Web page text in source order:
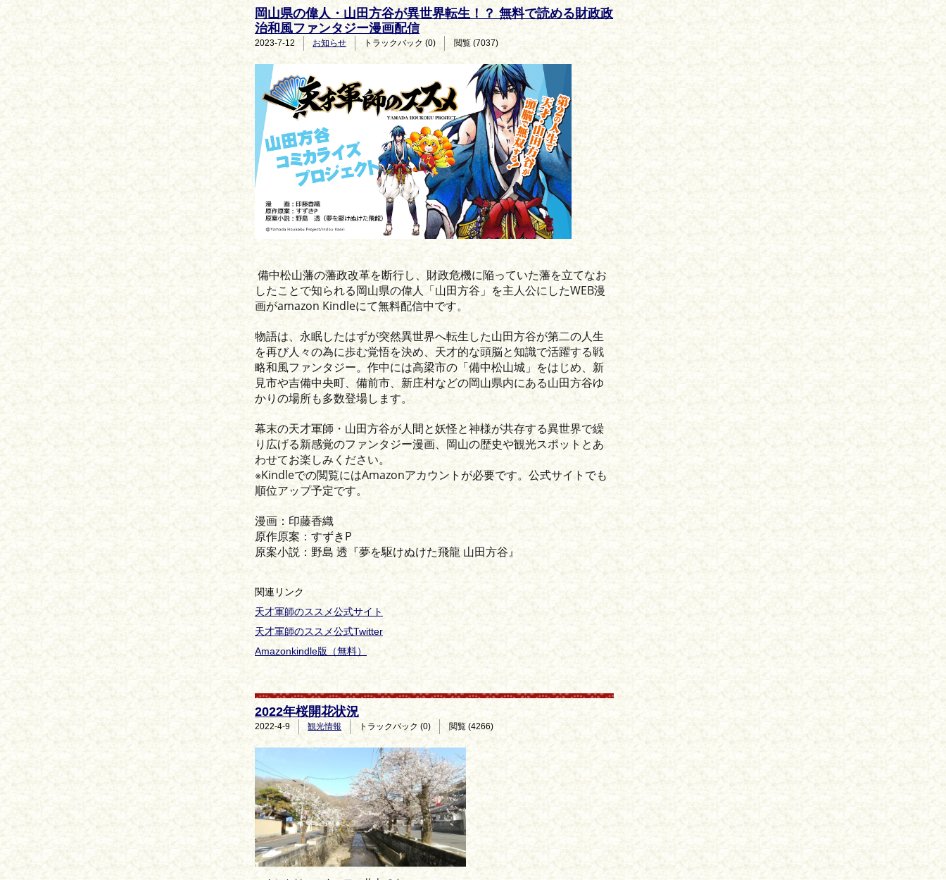
岡山県の偉人・山田方谷が異世界転生！？ 無料で読める財政政
治和風ファンタジー漫画配信
2023-7-12 お知らせ トラックバック (0) 閲覧 (7037)
備中松山藩の藩政改革を断行し、財政危機に陥っていた藩を立てなお
したことで知られる岡山県の偉人「山田方谷」を主人公にしたWEB漫
画がamazon Kindleにて無料配信中です。
物語は、永眠したはずが突然異世界へ転生した山田方谷が第二の人生
を再び人々の為に歩む覚悟を決め、天才的な頭脳と知識で活躍する戦
略和風ファンタジー。作中には高梁市の「備中松山城」をはじめ、新
見市や吉備中央町、備前市、新庄村などの岡山県内にある山田方谷ゆ
かりの場所も多数登場します。
幕末の天才軍師・山田方谷が人間と妖怪と神様が共存する異世界で繰
り広げる新感覚のファンタジー漫画、岡山の歴史や観光スポットとあ
わせてお楽しみください。
※Kindleでの閲覧にはAmazonアカウントが必要です。公式サイトでも
順位アップ予定です。
漫画：印藤香織
原作原案：すずきP
原案小説：野島 透『夢を駆けぬけた飛龍 山田方谷』
関連リンク
天才軍師のススメ公式サイト
天才軍師のススメ公式Twitter
Amazonkindle版（無料）
2022年桜開花状況
2022-4-9 観光情報 トラックバック (0) 閲覧 (4266)